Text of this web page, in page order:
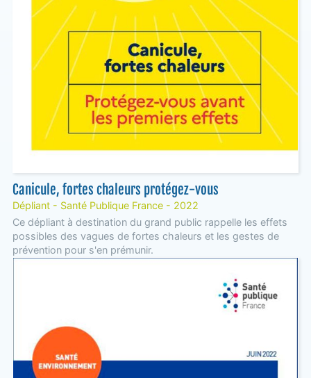
Canicule, fortes chaleurs protégez-vous
Dépliant - Santé Publique France - 2022
Ce dépliant à destination du grand public rappelle les effets
possibles des vagues de fortes chaleurs et les gestes de
prévention pour s'en prémunir.